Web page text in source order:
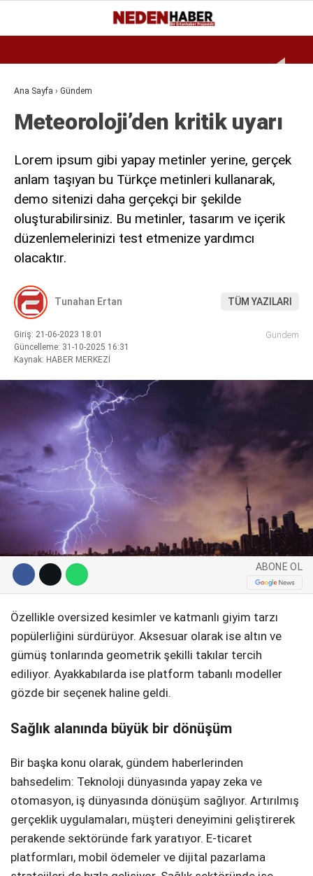
Facebook
Instagram
Telegram
19.4
BURSA
EKONOMI
SPOR
MAGAZIN
SIYASET
SAĞLIK
TEKNOLOJI
Ana Sayfa › Gündem
Meteoroloji’den kritik uyarı
Lorem ipsum gibi yapay metinler yerine, gerçek
anlam taşıyan bu Türkçe metinleri kullanarak,
demo sitenizi daha gerçekçi bir şekilde
oluşturabilirsiniz. Bu metinler, tasarım ve içerik
düzenlemelerinizi test etmenize yardımcı
olacaktır.
Tunahan Ertan TÜM YAZILARI
Giriş: 21-06-2023 18:01
Güncelleme: 31-10-2025 16:31
Kaynak: HABER MERKEZİ
Gündem
ABONE OL
Özellikle oversized kesimler ve katmanlı giyim tarzı
popülerliğini sürdürüyor. Aksesuar olarak ise altın ve
gümüş tonlarında geometrik şekilli takılar tercih
ediliyor. Ayakkabılarda ise platform tabanlı modeller
gözde bir seçenek haline geldi.
Sağlık alanında büyük bir dönüşüm
Bir başka konu olarak, gündem haberlerinden
bahsedelim: Teknoloji dünyasında yapay zeka ve
otomasyon, iş dünyasında dönüşüm sağlıyor. Artırılmış
gerçeklik uygulamaları, müşteri deneyimini geliştirerek
perakende sektöründe fark yaratıyor. E-ticaret
platformları, mobil ödemeler ve dijital pazarlama